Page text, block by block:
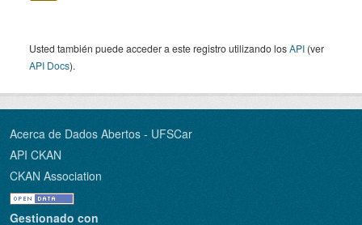
Usted también puede acceder a este registro utilizando losAPI (ver
API Docs).
Acerca de Dados Abertos - UFSCar
API CKAN
CKAN Association
Gestionado con